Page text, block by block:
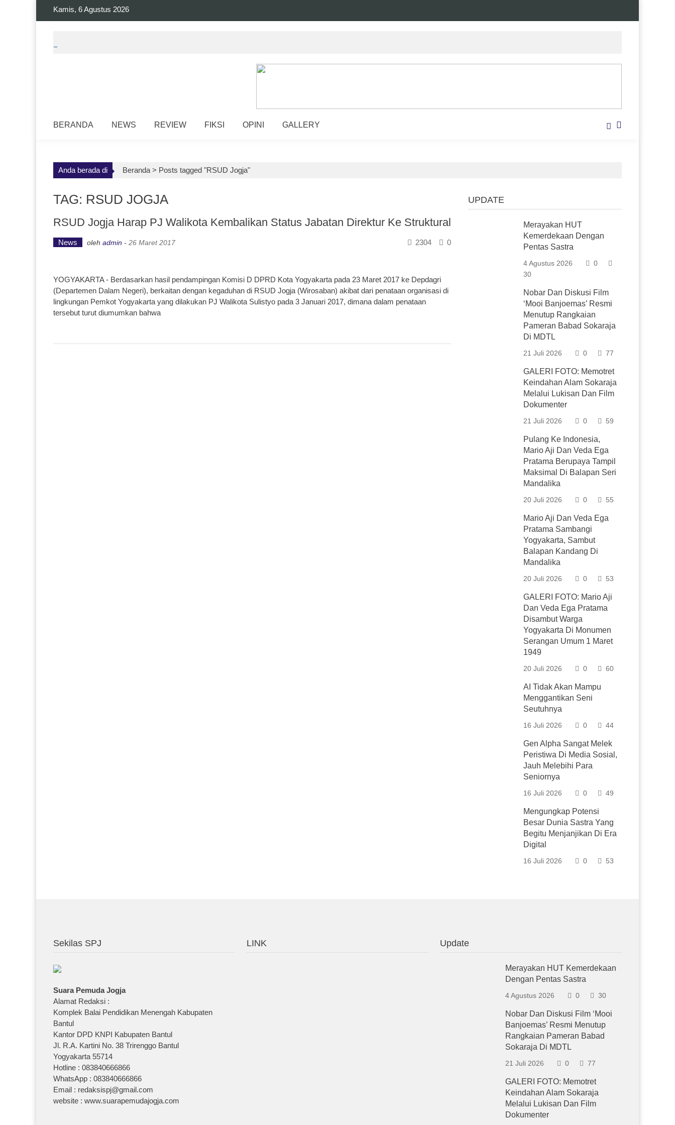
Kamis, 6 Agustus 2026
BERANDA NEWS REVIEW FIKSI OPINI GALLERY
Anda berada di Beranda > Posts tagged "RSUD Jogja"
TAG: RSUD JOGJA
RSUD Jogja Harap PJ Walikota Kembalikan Status Jabatan Direktur Ke Struktural
News oleh admin - 26 Maret 2017 0
2304
YOGYAKARTA - Berdasarkan hasil pendampingan Komisi D DPRD Kota Yogyakarta pada 23 Maret 2017 ke Depdagri
(Departemen Dalam Negeri), berkaitan dengan kegaduhan di RSUD Jogja (Wirosaban) akibat dari penataan organisasi di
lingkungan Pemkot Yogyakarta yang dilakukan PJ Walikota Sulistyo pada 3 Januari 2017, dimana dalam penataan
tersebut turut diumumkan bahwa
UPDATE
Merayakan HUT
Kemerdekaan Dengan
Pentas Sastra
4 Agustus 2026
0
30
Nobar Dan Diskusi Film
‘Mooi Banjoemas’ Resmi
Menutup Rangkaian
Pameran Babad Sokaraja
Di MDTL
21 Juli 2026 0 77
GALERI FOTO: Memotret
Keindahan Alam Sokaraja
Melalui Lukisan Dan Film
Dokumenter
21 Juli 2026 0 59
Pulang Ke Indonesia,
Mario Aji Dan Veda Ega
Pratama Berupaya Tampil
Maksimal Di Balapan Seri
Mandalika
20 Juli 2026 0 55
Mario Aji Dan Veda Ega
Pratama Sambangi
Yogyakarta, Sambut
Balapan Kandang Di
Mandalika
20 Juli 2026 0 53
GALERI FOTO: Mario Aji
Dan Veda Ega Pratama
Disambut Warga
Yogyakarta Di Monumen
Serangan Umum 1 Maret
1949
20 Juli 2026 0 60
AI Tidak Akan Mampu
Menggantikan Seni
Seutuhnya
16 Juli 2026 0 44
Gen Alpha Sangat Melek
Peristiwa Di Media Sosial,
Jauh Melebihi Para
Seniornya
16 Juli 2026 0 49
Mengungkap Potensi
Besar Dunia Sastra Yang
Begitu Menjanjikan Di Era
Digital
16 Juli 2026 0 53
Sekilas SPJ
Suara Pemuda Jogja
Alamat Redaksi :
Komplek Balai Pendidikan Menengah Kabupaten
Bantul
Kantor DPD KNPI Kabupaten Bantul
Jl. R.A. Kartini No. 38 Trirenggo Bantul
Yogyakarta 55714
Hotline : 083840666866
WhatsApp : 083840666866
Email : redaksispj@gmail.com
website : www.suarapemudajogja.com
LINK Update
Merayakan HUT Kemerdekaan
Dengan Pentas Sastra
4 Agustus 2026 0 30
Nobar Dan Diskusi Film ‘Mooi
Banjoemas’ Resmi Menutup
Rangkaian Pameran Babad
Sokaraja Di MDTL
21 Juli 2026 0 77
GALERI FOTO: Memotret
Keindahan Alam Sokaraja
Melalui Lukisan Dan Film
Dokumenter